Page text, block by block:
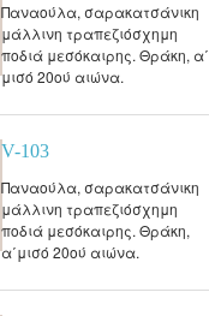
Παναούλα, σαρακατσάνικη
μάλλινη τραπεζιόσχημη
ποδιά μεσόκαιρης. Θράκη, α΄
μισό 20ού αιώνα.
V-103
Παναούλα, σαρακατσάνικη
μάλλινη τραπεζιόσχημη
ποδιά μεσόκαιρης. Θράκη,
α΄μισό 20ού αιώνα.